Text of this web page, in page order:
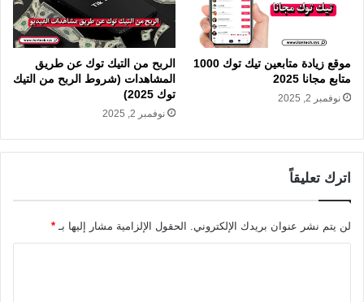
موقع زيادة متابعين تيك توك 1000
متابع مجانا 2025
نوفمبر 2, 2025
الربح من التيك توك عن طريق
المشاهدات (شروط الربح من التيك
توك 2025)
نوفمبر 2, 2025
اترك تعليقاً
لن يتم نشر عنوان بريدك الإلكتروني. الحقول الإلزامية مشار إليها بـ *